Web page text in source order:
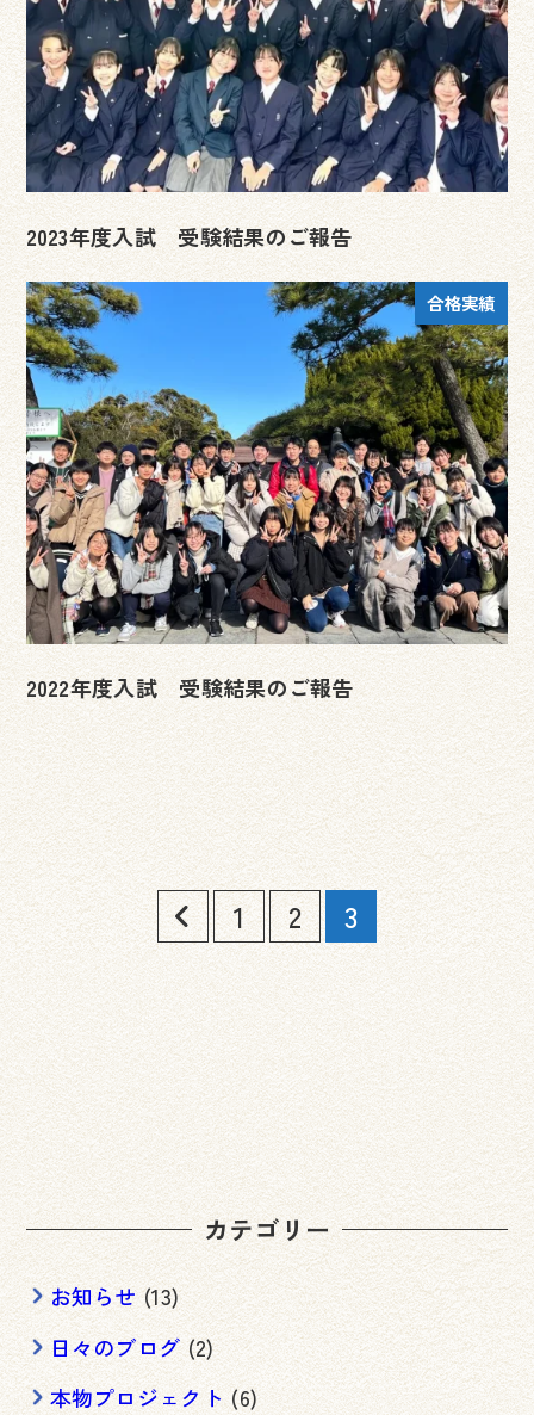
2023年度入試 受験結果のご報告
合格実績
2022年度入試 受験結果のご報告
投
稿
の
ペ
ー
ジ
送
り
1 2 3
カテゴリー
お知らせ(13)
日々のブログ(2)
本物プロジェクト(6)